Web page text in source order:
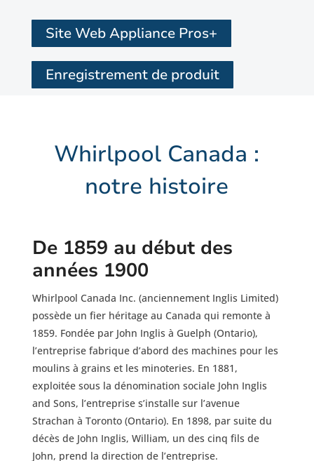
Site Web Appliance Pros+
Enregistrement de produit
Whirlpool Canada :
notre histoire
De 1859 au début des
années 1900
Whirlpool Canada Inc. (anciennement Inglis Limited)
possède un fier héritage au Canada qui remonte à
1859. Fondée par John Inglis à Guelph (Ontario),
l’entreprise fabrique d’abord des machines pour les
moulins à grains et les minoteries. En 1881,
exploitée sous la dénomination sociale John Inglis
and Sons, l’entreprise s’installe sur l’avenue
Strachan à Toronto (Ontario). En 1898, par suite du
décès de John Inglis, William, un des cinq fils de
John, prend la direction de l’entreprise.